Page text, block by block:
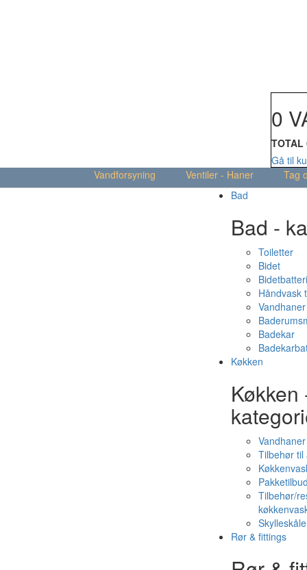
0
TOTAL
Gå til
Vandforsyning
Ventiler - Haner Tag
Bad
Bad -
Toiletter
Bidet
Håndvask
Badekar
Køkken
Køkken
Vandhaner
Tilbehør
Tilbehør/
Rør & fittings